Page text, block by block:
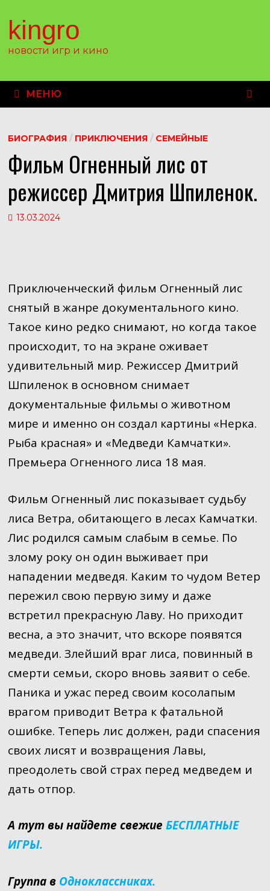
содержимому
kingro
новости игр и кино
МЕНЮ
БИОГРАФИЯ/ ПРИКЛЮЧЕНИЯ/ СЕМЕЙНЫЕ
Фильм Огненный лис от
режиссер Дмитрия Шпиленок.
13.03.2024
Приключенческий фильм Огненный лис
снятый в жанре документального кино.
Такое кино редко снимают, но когда такое
происходит, то на экране оживает
удивительный мир. Режиссер Дмитрий
Шпиленок в основном снимает
документальные фильмы о животном
мире и именно он создал картины «Нерка.
Рыба красная» и «Медведи Камчатки».
Премьера Огненного лиса 18 мая.
Фильм Огненный лис показывает судьбу
лиса Ветра, обитающего в лесах Камчатки.
Лис родился самым слабым в семье. По
злому року он один выживает при
нападении медведя. Каким то чудом Ветер
пережил свою первую зиму и даже
встретил прекрасную Лаву. Но приходит
весна, а это значит, что вскоре появятся
медведи. Злейший враг лиса, повинный в
смерти семьи, скоро вновь заявит о себе.
Паника и ужас перед своим косолапым
врагом приводит Ветра к фатальной
ошибке. Теперь лис должен, ради спасения
своих лисят и возвращения Лавы,
преодолеть свой страх перед медведем и
дать отпор.
А тут вы найдете свежие БЕСПЛАТНЫЕ
ИГРЫ.
Группа в Одноклассниках.